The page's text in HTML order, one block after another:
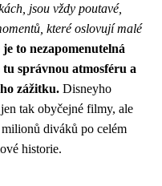
jsou vždy poutavé,
které oslovují malé
to nezapomenutelná
správnou atmosféru a
zážitku. Disneyho
tak obyčejné filmy, ale
diváků po celém
historie.